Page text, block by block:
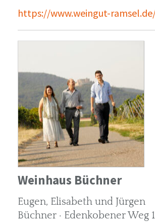
https://www.weingut-
Weinhaus Büchner
Eugen, Elisabeth und Jürgen
Büchner · Edenkobener Weg